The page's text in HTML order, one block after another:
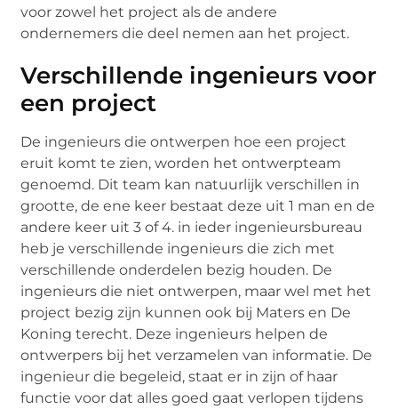
voor zowel het project als de andere
ondernemers die deel nemen aan het project.
Verschillende ingenieurs voor
een project
De ingenieurs die ontwerpen hoe een project
eruit komt te zien, worden het ontwerpteam
genoemd. Dit team kan natuurlijk verschillen in
grootte, de ene keer bestaat deze uit 1 man en de
andere keer uit 3 of 4. in ieder ingenieursbureau
heb je verschillende ingenieurs die zich met
verschillende onderdelen bezig houden. De
ingenieurs die niet ontwerpen, maar wel met het
project bezig zijn kunnen ook bij Maters en De
Koning terecht. Deze ingenieurs helpen de
ontwerpers bij het verzamelen van informatie. De
ingenieur die begeleid, staat er in zijn of haar
functie voor dat alles goed gaat verlopen tijdens